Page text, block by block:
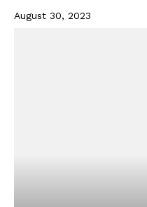
August 30, 2023